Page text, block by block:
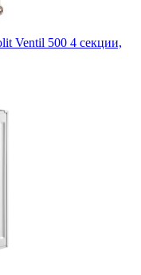
Ventil 500 4 секции,